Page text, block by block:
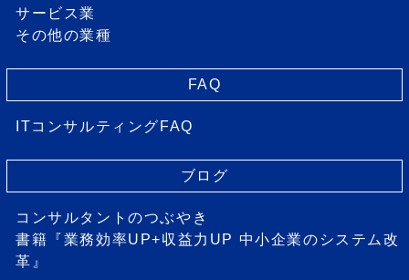
サービス業
その他の業種
FAQ
ITコンサルティングFAQ
ブログ
コンサルタントのつぶやき
書籍『業務効率UP+収益力UP 中小企業のシステム改
革』